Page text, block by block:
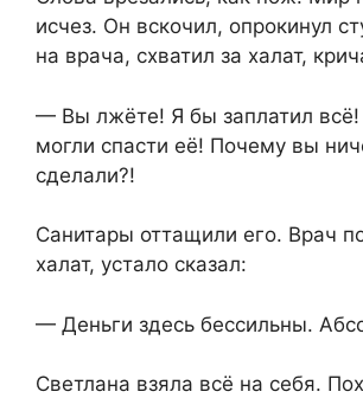
исчез. Он вскочил, опрокинул
на врача, схватил за халат,
— Вы лжёте! Я бы заплатил
могли спасти её! Почему вы
сделали?!
Санитары оттащили его. Врач
халат, устало сказал:
— Деньги здесь бессильны.
Светлана взяла всё на себя.